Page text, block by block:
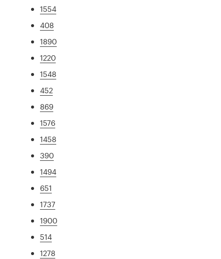
1554
408
1890
1220
1548
452
869
1576
1458
390
1494
651
1737
1900
514
1278